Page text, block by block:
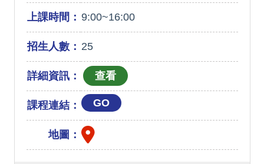
上課時間： 9:00~16:00
招生人數： 25
詳細資訊：
課程連結： GO
地圖：